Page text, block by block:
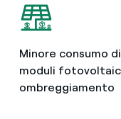
Minore consumo
moduli
ombreggiamento